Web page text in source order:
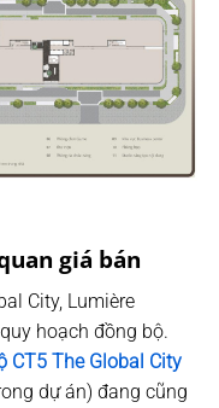
giá bán
City, Lumière
hoạch đồng bộ.
CT5 The Global City
dự án) đang cũng